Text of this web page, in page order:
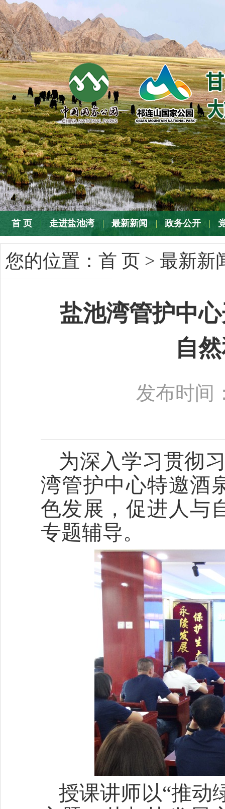
首 页 走进盐池湾 最新新闻 政务公开
您的位置： 首 页 > 最新新
盐池湾管护中
自
发布时间
为深入学习贯彻
湾管护中心特邀酒
色发展，促进人与
专题辅导。
授课讲师以“推动